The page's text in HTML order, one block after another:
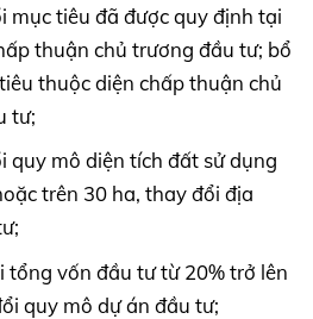
mục tiêu đã được quy định tại
thuận chủ trương đầu tư; bổ
thuộc diện chấp thuận chủ
tư;
quy mô diện tích đất sử dụng
trên 30 ha, thay đổi địa
tổng vốn đầu tư từ 20% trở lên
quy mô dự án đầu tư;